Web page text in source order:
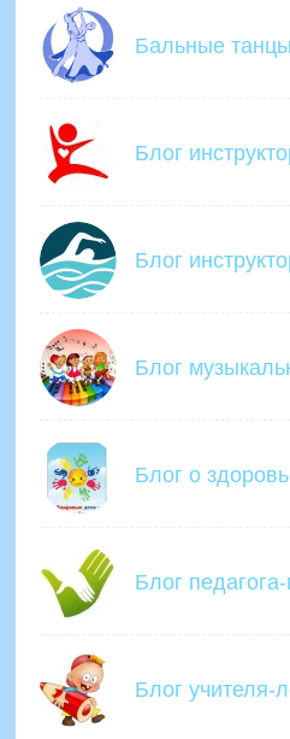
Бальные танцы
Блог
Блог
Блог
Блог о
Блог
Блог учителя-